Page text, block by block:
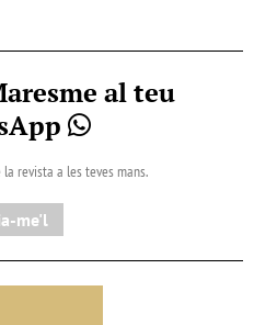
al teu
revista a les teves mans.
me'l